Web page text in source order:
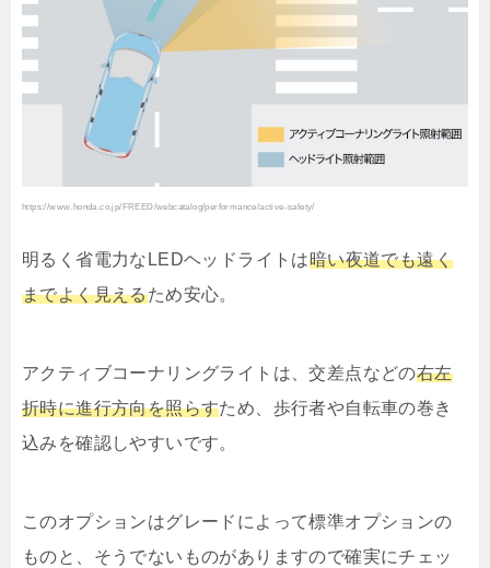
https://www.honda.co.jp/FREED/webcatalog/performance/active-safety/
明るく省電力なLEDヘッドライトは暗い夜道でも遠く
までよく見えるため安心。
アクティブコーナリングライトは、交差点などの右左
折時に進行方向を照らすため、歩行者や自転車の巻き
込みを確認しやすいです。
このオプションはグレードによって標準オプションの
ものと、そうでないものがありますので確実にチェッ